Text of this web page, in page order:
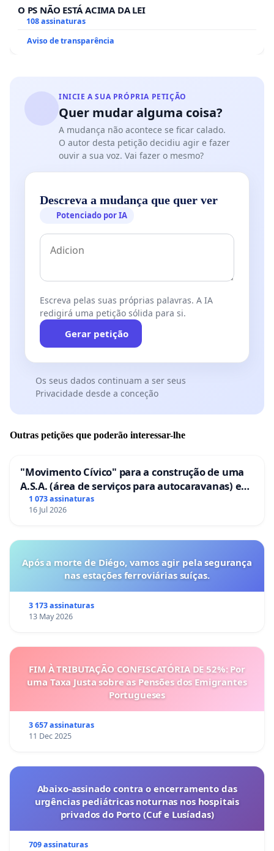
O PS NÃO ESTÁ ACIMA DA LEI
108 assinaturas
Aviso de transparência
INICIE A SUA PRÓPRIA PETIÇÃO
Quer mudar alguma coisa?
A mudança não acontece se ficar calado.
O autor desta petição decidiu agir e fazer
ouvir a sua voz. Vai fazer o mesmo?
Descreva a mudança que quer ver
Potenciado por IA
Escreva pelas suas próprias palavras. A IA
redigirá uma petição sólida para si.
Gerar petição
Os seus dados continuam a ser seus
Privacidade desde a conceção
Outras petições que poderão interessar-lhe
"Movimento Cívico" para a construção de uma
A.S.A. (área de serviços para autocaravanas) em
Coimbra
1 073 assinaturas
16 Jul 2026
Após a morte de Diégo, vamos agir pela segurança
nas estações ferroviárias suíças.
3 173 assinaturas
13 May 2026
FIM À TRIBUTAÇÃO CONFISCATÓRIA DE 52%: Por
uma Taxa Justa sobre as Pensões dos Emigrantes
Portugueses
3 657 assinaturas
11 Dec 2025
Abaixo-assinado contra o encerramento das
urgências pediátricas noturnas nos hospitais
privados do Porto (Cuf e Lusíadas)
709 assinaturas